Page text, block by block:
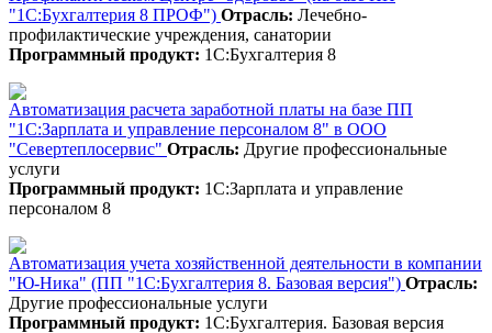
"1С:Бухгалтерия 8 ПРОФ") Отрасль: Лечебно-
профилактические учреждения, санатории
Программный продукт: 1С:Бухгалтерия 8
Автоматизация расчета заработной платы на базе ПП
"1С:Зарплата и управление персоналом 8" в ООО
"Севертеплосервис" Отрасль: Другие профессиональные
услуги
Программный продукт: 1С:Зарплата и управление
персоналом 8
Автоматизация учета хозяйственной деятельности в компании
"Ю-Ника" (ПП "1С:Бухгалтерия 8. Базовая версия") Отрасль:
Другие профессиональные услуги
Программный продукт: 1С:Бухгалтерия. Базовая версия